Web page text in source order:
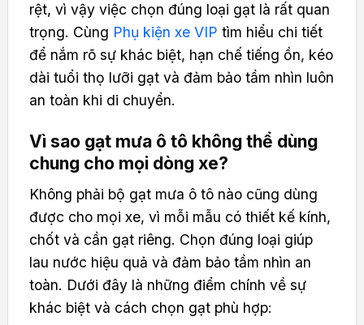
rệt, vì vậy việc chọn đúng loại gạt là rất quan
trọng. Cùng Phụ kiện xe VIP tìm hiểu chi tiết
để nắm rõ sự khác biệt, hạn chế tiếng ồn, kéo
dài tuổi thọ lưỡi gạt và đảm bảo tầm nhìn luôn
an toàn khi di chuyển.
Vì sao gạt mưa ô tô không thể dùng
chung cho mọi dòng xe?
Không phải bộ gạt mưa ô tô nào cũng dùng
được cho mọi xe, vì mỗi mẫu có thiết kế kính,
chốt và cần gạt riêng. Chọn đúng loại giúp
lau nước hiệu quả và đảm bảo tầm nhìn an
toàn. Dưới đây là những điểm chính về sự
khác biệt và cách chọn gạt phù hợp: